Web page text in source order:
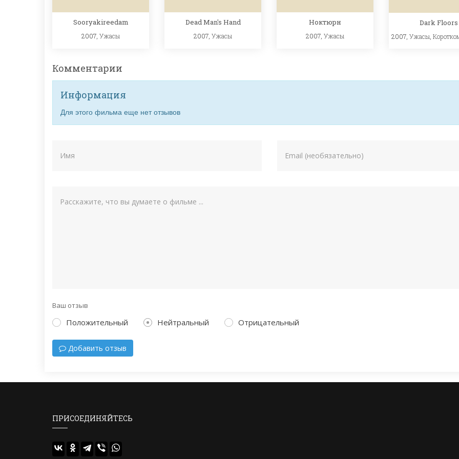
Sooryakireedam
2007, Ужасы
Dead Man's Hand
2007, Ужасы
Ноктюрн
2007, Ужасы
Dark Floors
2007, Ужасы
Комментарии
Информация
Для этого фильма еще нет отзывов
Ваш отзыв
Положительный Нейтральный Отрицательный
Добавить отзыв
ПРИСОЕДИНЯЙТЕСЬ